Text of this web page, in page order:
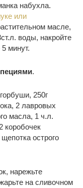
набухла.
или
масле,
воды, накройте
минут.
.
250г
2 лавровых
масла, 1 ч.л.
коробочек
острого
нарежьте
на сливочном